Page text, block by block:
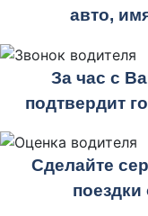
авто,
За час с
подтвердит
Сделайте